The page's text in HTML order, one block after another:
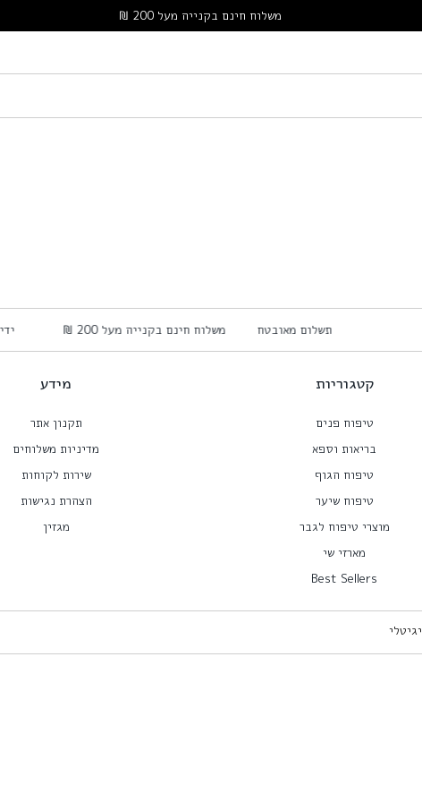
משלוח חינם בקנייה מעל 200 ₪
תשלום מאובטח משלוח חינם בקנייה מעל 200 ₪
קטגוריות
טיפוח פנים
בריאות וספא
טיפוח הגוף
טיפוח שיער
מוצרי טיפוח לגבר
מארזי שי
Best Sellers
מידע
תקנון אתר
מדיניות משלוחים
שירות לקוחות
הצהרת נגישות
מגזין